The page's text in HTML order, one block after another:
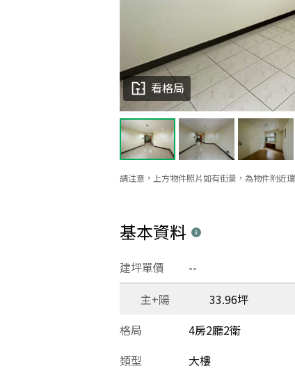
請注意，上方物件照片如有街景，為物件附近
看格局
基本資料
建坪單價 --
主+陽
33.96坪
格局
4房2廳2衛
類型
大樓